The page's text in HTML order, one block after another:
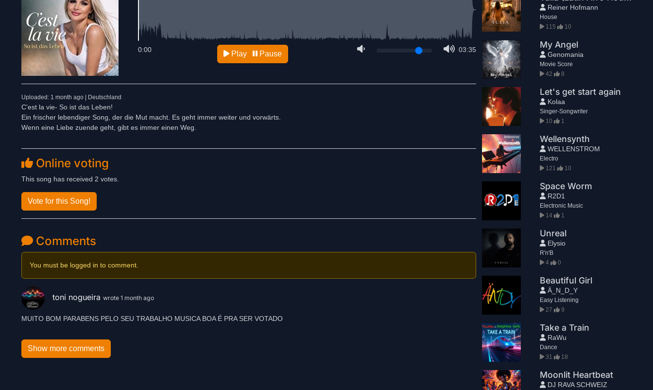
03:35
0:00 Play Pause
Uploaded: 1 month ago | Deutschland
C'est la vie- So ist das Leben!
Ein frischer lebendiger Song, der die Mut macht. Es geht immer weiter und vorwärts.
Wenn eine Liebe zuende geht, gibt es immer einen Weg.
Online voting
This song has received 2 votes.
Vote for this Song!
Comments
You must be logged in to comment.
toni nogueira wrote 1 month ago
Show more comments
Reiner Hofmann
House
115
10
My Angel
Genomania
Movie Score
42
8
Let's get start again
Kolaa
Singer-Songwriter
10
1
Wellensynth
WELLENSTROM
Electro
121
10
Space Worm
R2D1
Electronic Music
14
1
Unreal
Elysio
R'n'B
4
0
Beautiful Girl
Ä_N_D_Y
Easy Listening
27
9
Take a Train
RaWu
Dance
31
18
Moonlit Heartbeat
DJ RAVA SCHWEIZ